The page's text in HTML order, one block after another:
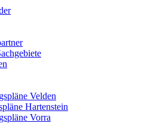
Velden
Hartenstein
Vorra